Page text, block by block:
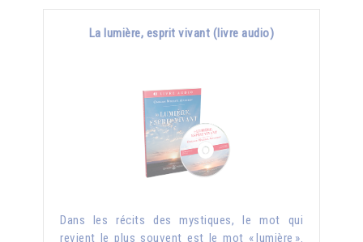
La lumière, esprit vivant (livre audio)
Dans les récits des mystiques, le mot qui
revient le plus souvent est le mot « lumière ».